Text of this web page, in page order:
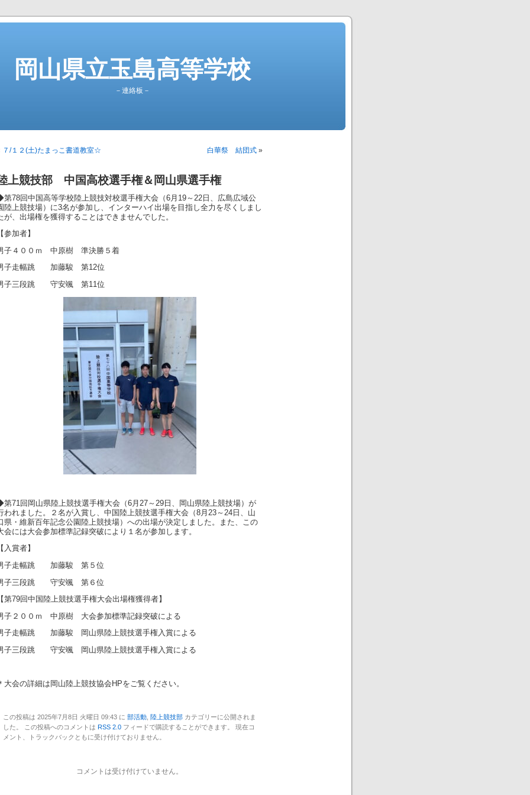
岡山県立玉島高等学校
－連絡板－
７/１２(土)たまっこ書道教室☆ 白華祭 結団式 »
上競技部 中国高校選手権＆岡山県選手権
78回中国高等学校陸上競技対校選手権大会（6月19～22日、広島広域公
陸上競技場）に3名が参加し、インターハイ出場を目指し全力を尽くしまし
が、出場権を獲得することはできませんでした。
参加者】
子４００ｍ 中原樹 準決勝５着
子走幅跳 加藤駿 第12位
子三段跳 守安颯 第11位
71回岡山県陸上競技選手権大会（6月27～29日、岡山県陸上競技場）が
われました。２名が入賞し、中国陸上競技選手権大会（8月23～24日、山
県・維新百年記念公園陸上競技場）への出場が決定しました。また、この
会には大会参加標準記録突破により１名が参加します。
入賞者】
子走幅跳 加藤駿 第５位
子三段跳 守安颯 第６位
第79回中国陸上競技選手権大会出場権獲得者】
子２００ｍ 中原樹 大会参加標準記録突破による
子走幅跳 加藤駿 岡山県陸上競技選手権入賞による
子三段跳 守安颯 岡山県陸上競技選手権入賞による
大会の詳細は岡山陸上競技協会HPをご覧ください。
この投稿は 2025年7月8日 火曜日 09:43 に 部活動 陸上競技部 カテゴリーに公開されま
した。 この投稿へのコメントは RSS 2.0 フィードで購読することができます。 現在コ
メント、トラックバックともに受け付けておりません。
コメントは受け付けていません。